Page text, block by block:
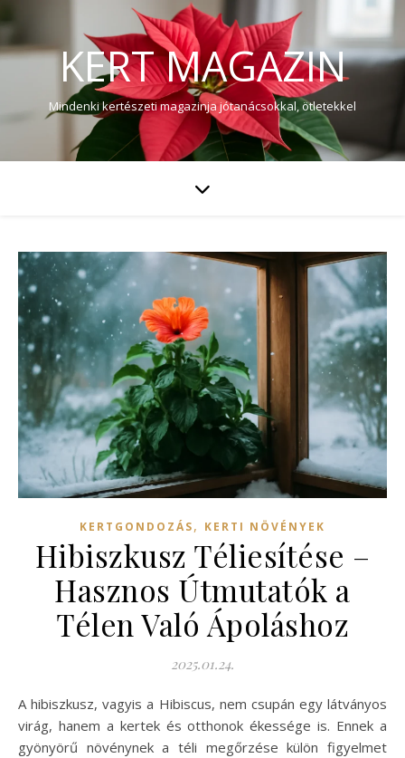
KERT MAGAZIN
Mindenki kertészeti magazinja jótanácsokkal, ötletekkel
KERTGONDOZÁS, KERTI NÖVÉNYEK
Hibiszkusz Téliesítése –
Hasznos Útmutatók a
Télen Való Ápoláshoz
2025.01.24.
A hibiszkusz, vagyis a Hibiscus, nem csupán egy látványos
virág, hanem a kertek és otthonok ékessége is. Ennek a
gyönyörű növénynek a téli megőrzése külön figyelmet